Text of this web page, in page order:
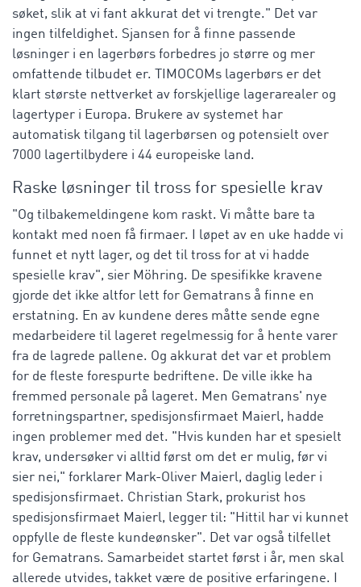
søket, slik at vi fant akkurat det vi trengte." Det var
ingen tilfeldighet. Sjansen for å finne passende
løsninger i en lagerbørs forbedres jo større og mer
omfattende tilbudet er. TIMOCOMs lagerbørs er det
klart største nettverket av forskjellige lagerarealer og
lagertyper i Europa. Brukere av systemet har
automatisk tilgang til lagerbørsen og potensielt over
7000 lagertilbydere i 44 europeiske land.
Raske løsninger til tross for spesielle krav
"Og tilbakemeldingene kom raskt. Vi måtte bare ta
kontakt med noen få firmaer. I løpet av en uke hadde vi
funnet et nytt lager, og det til tross for at vi hadde
spesielle krav", sier Möhring. De spesifikke kravene
gjorde det ikke altfor lett for Gematrans å finne en
erstatning. En av kundene deres måtte sende egne
medarbeidere til lageret regelmessig for å hente varer
fra de lagrede pallene. Og akkurat det var et problem
for de fleste forespurte bedriftene. De ville ikke ha
fremmed personale på lageret. Men Gematrans' nye
forretningspartner, spedisjonsfirmaet Maierl, hadde
ingen problemer med det. "Hvis kunden har et spesielt
krav, undersøker vi alltid først om det er mulig, før vi
sier nei," forklarer Mark-Oliver Maierl, daglig leder i
spedisjonsfirmaet. Christian Stark, prokurist hos
spedisjonsfirmaet Maierl, legger til: "Hittil har vi kunnet
oppfylle de fleste kundeønsker". Det var også tilfellet
for Gematrans. Samarbeidet startet først i år, men skal
allerede utvides, takket være de positive erfaringene. I